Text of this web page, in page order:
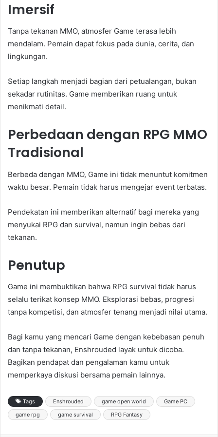
Imersif
Tanpa tekanan MMO, atmosfer Game terasa lebih
mendalam. Pemain dapat fokus pada dunia, cerita, dan
lingkungan.
Setiap langkah menjadi bagian dari petualangan, bukan
sekadar rutinitas. Game memberikan ruang untuk
menikmati detail.
Perbedaan dengan RPG MMO
Tradisional
Berbeda dengan MMO, Game ini tidak menuntut komitmen
waktu besar. Pemain tidak harus mengejar event terbatas.
Pendekatan ini memberikan alternatif bagi mereka yang
menyukai RPG dan survival, namun ingin bebas dari
tekanan.
Penutup
Game ini membuktikan bahwa RPG survival tidak harus
selalu terikat konsep MMO. Eksplorasi bebas, progresi
tanpa kompetisi, dan atmosfer tenang menjadi nilai utama.
Bagi kamu yang mencari Game dengan kebebasan penuh
dan tanpa tekanan, Enshrouded layak untuk dicoba.
Bagikan pendapat dan pengalaman kamu untuk
memperkaya diskusi bersama pemain lainnya.
Tags Enshrouded game open world
Game PC
game rpg
game survival RPG Fantasy